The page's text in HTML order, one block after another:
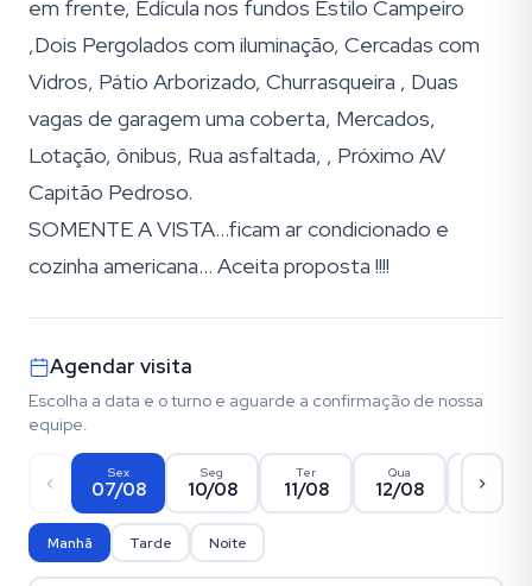
em frente, Edícula nos fundos Estilo Campeiro
,Dois Pergolados com iluminação, Cercadas com
Vidros, Pátio Arborizado, Churrasqueira , Duas
vagas de garagem uma coberta, Mercados,
Lotação, ônibus, Rua asfaltada, , Próximo AV
Capitão Pedroso.
SOMENTE A VISTA...ficam ar condicionado e
cozinha americana... Aceita proposta !!!!
Agendar visita
Escolha a data e o turno e aguarde a confirmação de nossa
equipe.
Sex
07/08
Seg
10/08
Ter
11/08
Qua
12/08 13/08
Manhã Tarde Noite